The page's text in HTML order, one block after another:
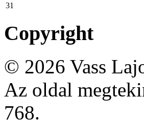
31
Copyright
© 2026 Vass
Az oldal
768.